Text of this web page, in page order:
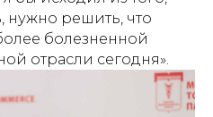
нужно решить, что
болезненной
отрасли сегодня».